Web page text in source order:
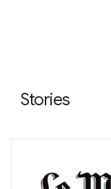
Stories